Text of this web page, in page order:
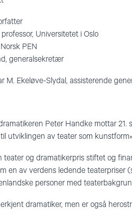
Universitetet i Oslo
PEN
generalsekretær
M. Ekeløve-Slydal, assisterende
Peter Handke mottar
utviklingen av teater som
teater og dramatikerpris stiftet og
en av verdens ledende teaterpriser
personer med
dramatiker, men er også